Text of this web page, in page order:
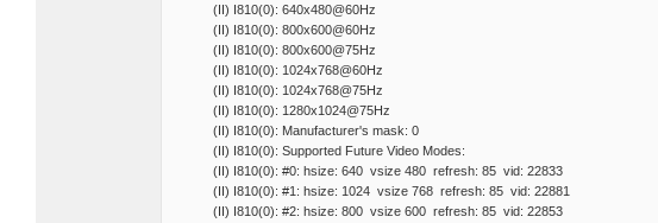
(II) I810(0): 640x480@60Hz
(II) I810(0): 800x600@60Hz
(II) I810(0): 800x600@75Hz
(II) I810(0): 1024x768@60Hz
(II) I810(0): 1024x768@75Hz
(II) I810(0): 1280x1024@75Hz
(II) I810(0): Manufacturer's mask: 0
(II) I810(0): Supported Future Video Modes:
(II) I810(0): #0: hsize: 640 vsize 480 refresh: 85 vid: 22833
(II) I810(0): #1: hsize: 1024 vsize 768 refresh: 85 vid: 22881
(II) I810(0): #2: hsize: 800 vsize 600 refresh: 85 vid: 22853